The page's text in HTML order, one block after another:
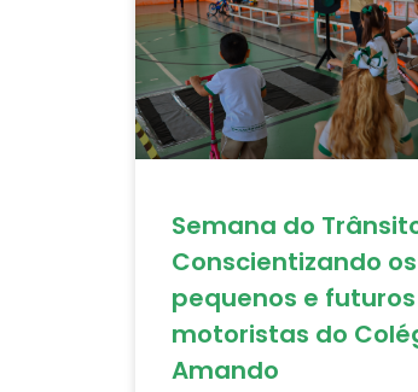
Semana do
Conscientizando os
pequenos e futuros
motoristas do
Amando